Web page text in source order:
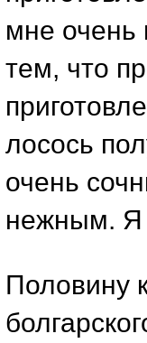
мне очень
тем, что
лосось
очень
нежным. Я
Половину